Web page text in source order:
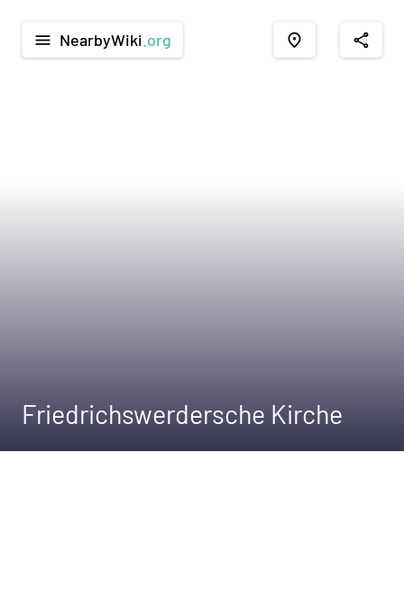
menu NearbyWiki .org place share
Friedrichswerdersche Kirche